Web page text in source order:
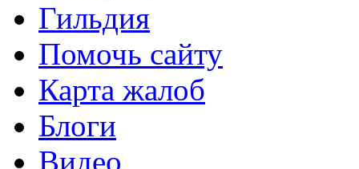
Гильдия
Помочь сайту
Карта жалоб
Блоги
Видео